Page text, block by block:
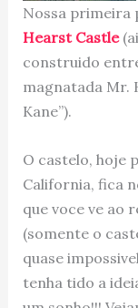
Nossa primeira
Hearst Castle
construido
magnatada Mr.
Kane”).
O castelo, hoje
California, fica
que voce ve ao
(somente o
quase
tenha tido a